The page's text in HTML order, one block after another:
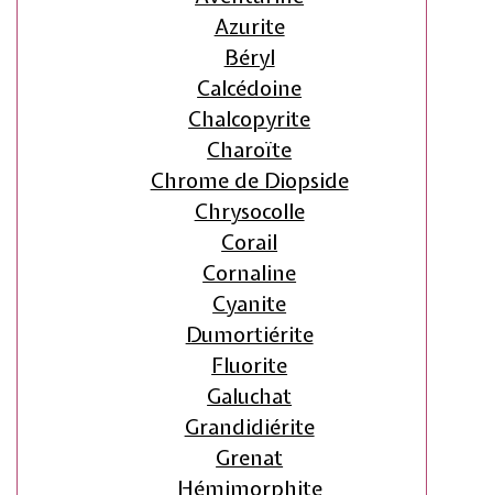
Azurite
Béryl
Calcédoine
Chalcopyrite
Charoïte
Chrome de Diopside
Chrysocolle
Corail
Cornaline
Cyanite
Dumortiérite
Fluorite
Galuchat
Grandidiérite
Grenat
Hémimorphite